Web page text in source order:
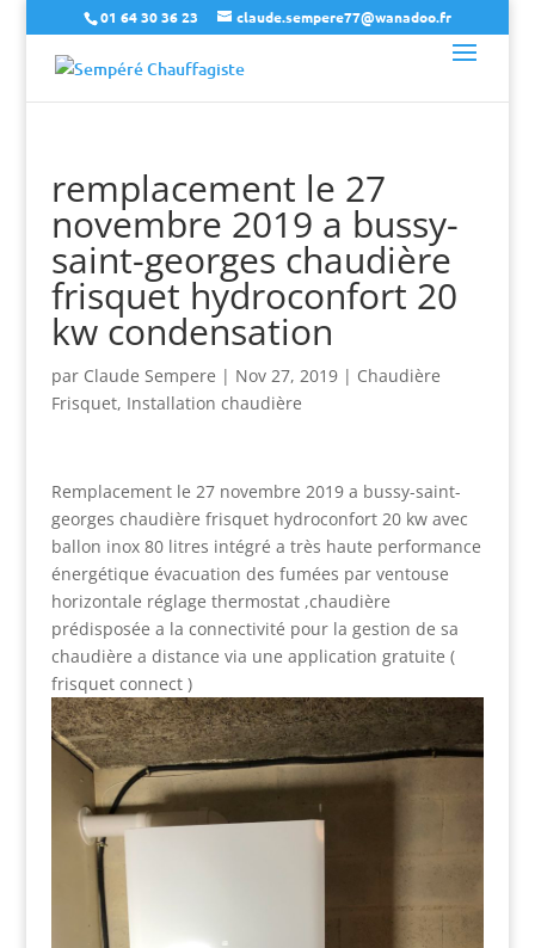
01 64 30 36 23 claude.sempere77@wanadoo.fr
remplacement le 27
novembre 2019 a bussy-
saint-georges chaudière
frisquet hydroconfort 20
kw condensation
par Claude Sempere | Nov 27, 2019| Chaudière
Frisquet, Installation chaudière
Remplacement le 27 novembre 2019 a bussy-saint-
georges chaudière frisquet hydroconfort 20 kw avec
ballon inox 80 litres intégré a très haute performance
énergétique évacuation des fumées par ventouse
horizontale réglage thermostat ,chaudière
prédisposée a la connectivité pour la gestion de sa
chaudière a distance via une application gratuite (
frisquet connect )